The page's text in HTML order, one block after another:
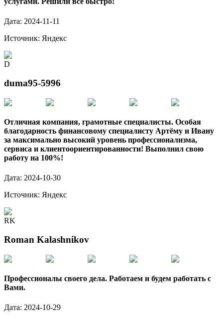
Дата: 2024-11-11
Источник: Яндекс
D
duma95-5996
Отличная компания, грамотные специалисты. Особая
благодарность финансовому специалисту Артёму и Ивану
за максимально высокий уровень профессионализма,
сервиса и клиентоориентированности! Выполнил свою
работу на 100%!
Дата: 2024-10-30
Источник: Яндекс
RK
Roman Kalashnikov
Профессионалы своего дела. Работаем и будем работать с
Вами.
Дата: 2024-10-29